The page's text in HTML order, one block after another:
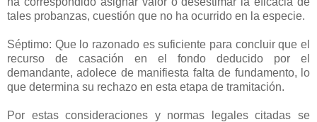
tales probanzas, cuestión que no ha ocurrido en la especie.
Séptimo: Que lo razonado es suficiente para concluir que el
recurso de casación en el fondo deducido por el
demandante, adolece de manifiesta falta de fundamento, lo
que determina su rechazo en esta etapa de tramitación.
Por estas consideraciones y normas legales citadas se